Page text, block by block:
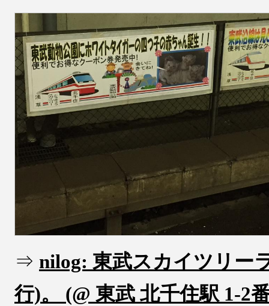
⇒ nilog: 東武スカイツリー
行)。 (@ 東武 北千住駅 1-2